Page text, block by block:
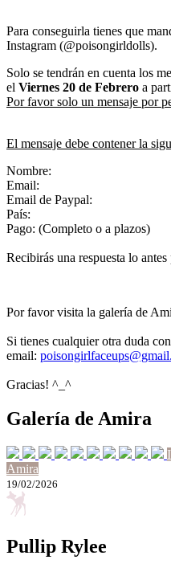
Para conseguirla tienes que
Instagram (@poisongirldolls).
Solo se tendrán en cuenta los
el Viernes 20 de Febrero a
Por favor solo un mensaje por
El mensaje debe contener la
Nombre:
Email:
Email de Paypal:
País:
Pago: (Completo o a plazos)
Recibirás una respuesta lo antes
Por favor visita la galería de
Si tienes cualquier otra duda
email:
Gracias! ^_^
Galería de Amira
Amira
19/02/2026
Pullip Rylee